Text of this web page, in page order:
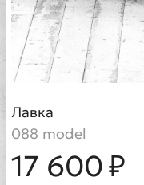
Лавка
088 model
17 600 ₽